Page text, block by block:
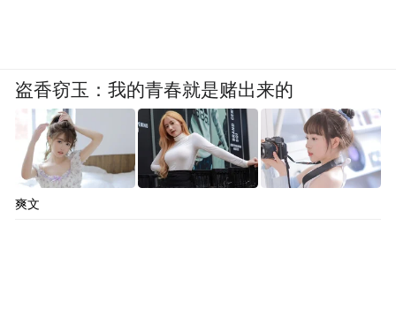
盗香窃玉：我的青春就是赌出来的
爽文